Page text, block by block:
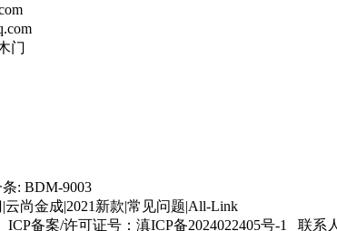
门
: BDM-9003
|云尚金成|2021新款|常见问题|All-Link
备案/许可证号： 滇ICP备2024022405号-1 联系